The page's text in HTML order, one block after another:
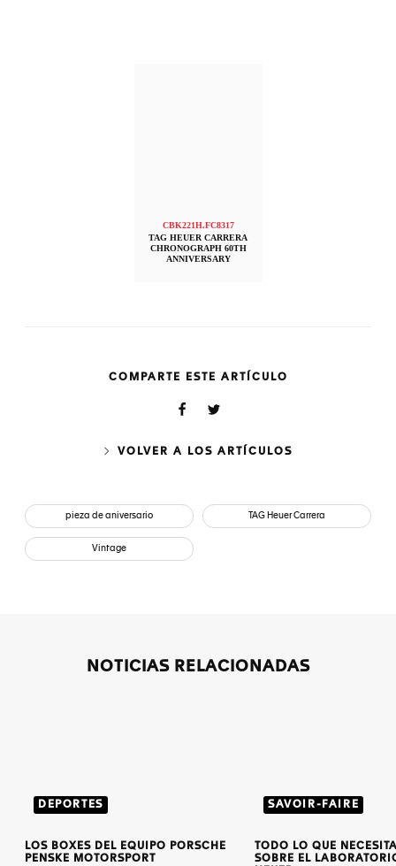
CBK221H.FC8317
TAG HEUER CARRERA
CHRONOGRAPH 60TH
ANNIVERSARY
COMPARTE ESTE ARTÍCULO
VOLVER A LOS ARTÍCULOS
pieza de aniversario TAG Heuer Carrera
Vintage
NOTICIAS RELACIONADAS
LOS BOXES DEL EQUIPO PORSCHE
PENSKE MOTORSPORT
DEPORTES
TODO LO QUE
SOBRE EL
SAVOIR-FAIRE